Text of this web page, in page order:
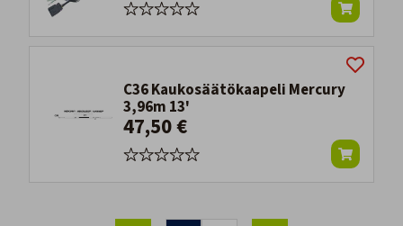
C36 Kaukosäätökaapeli Mercury
3,96m 13'
47,50 €